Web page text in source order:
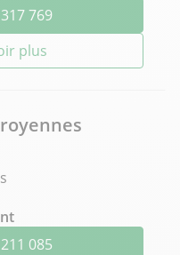
769
plus
085